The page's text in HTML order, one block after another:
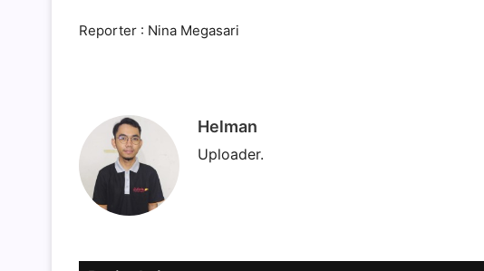
Reporter : Nina Megasari
Helman
Uploader.